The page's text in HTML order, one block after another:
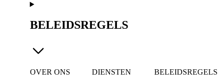
BELEIDSREGELS
OVER ONS
DIENSTEN
BELEIDSREGELS